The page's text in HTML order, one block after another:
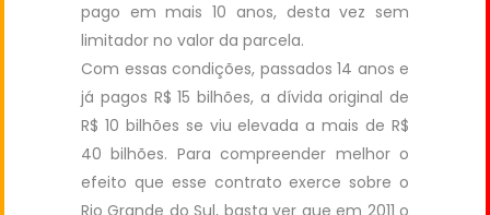
pago em mais 10 anos, desta vez sem
limitador no valor da parcela.
Com essas condições, passados 14 anos e
já pagos R$ 15 bilhões, a dívida original de
R$ 10 bilhões se viu elevada a mais de R$
40 bilhões. Para compreender melhor o
efeito que esse contrato exerce sobre o
Rio Grande do Sul, basta ver que em 2011 o